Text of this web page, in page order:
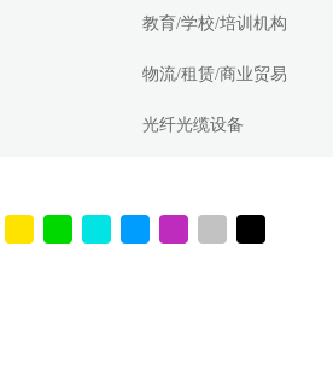
教育/学校/培训机构
物流/租赁/商业贸易
光纤光缆设备